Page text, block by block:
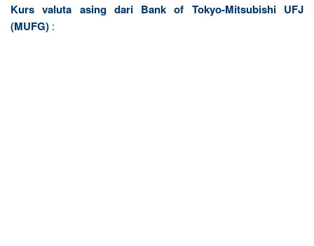
Kurs valuta asing dari Bank of Tokyo-Mitsubishi UFJ
(MUFG) :